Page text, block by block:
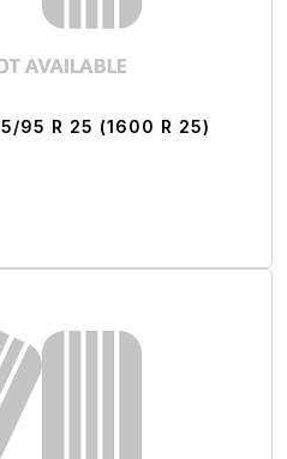
95 R 25 (1600 R 25)